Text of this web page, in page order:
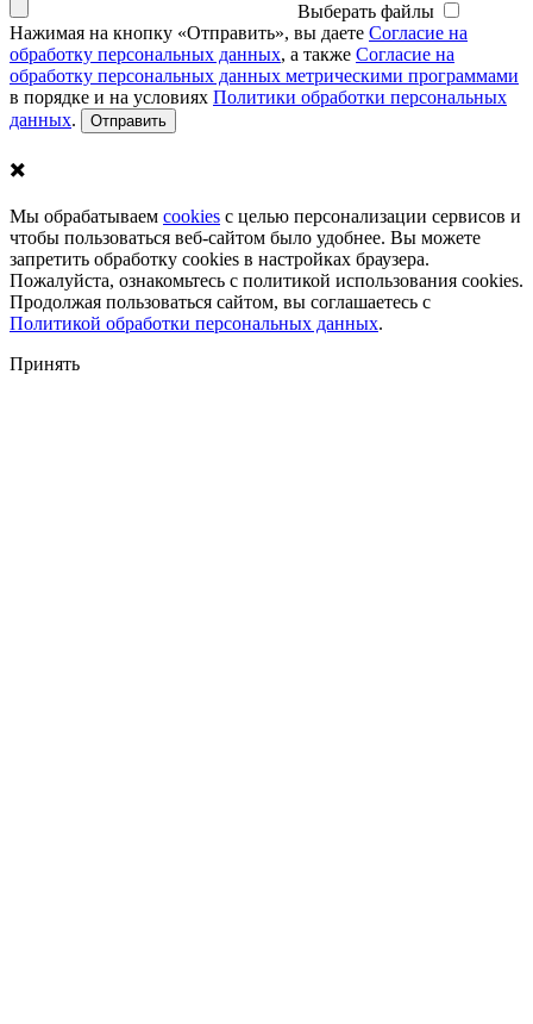
Выберать файлы
Нажимая на кнопку «Отправить», вы даете Согласие на
обработку персональных данных, а также Согласие на
обработку персональных данных метрическими программами
в порядке и на условиях Политики обработки персональных
данных.
✖️
Мы обрабатываем cookies с целью персонализации сервисов и
чтобы пользоваться веб-сайтом было удобнее. Вы можете
запретить обработку сookies в настройках браузера.
Пожалуйста, ознакомьтесь с политикой использования cookies.
Продолжая пользоваться сайтом, вы соглашаетесь с
Политикой обработки персональных данных.
Принять